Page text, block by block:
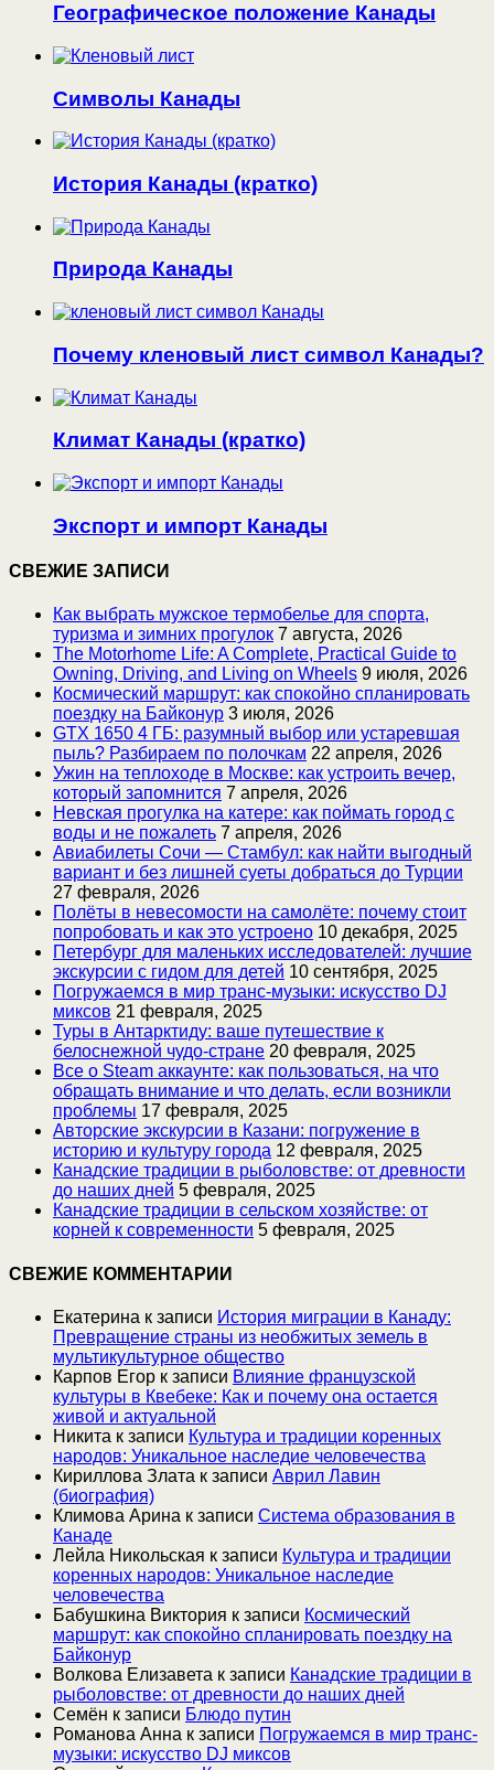
Географическое положение Канады
Символы Канады
История Канады (кратко)
Природа Канады
Почему кленовый лист символ Канады?
Климат Канады (кратко)
Экспорт и импорт Канады
СВЕЖИЕ ЗАПИСИ
Как выбрать мужское термобелье для спорта,
туризма и зимних прогулок 7 августа, 2026
The Motorhome Life: A Complete, Practical Guide to
Owning, Driving, and Living on Wheels 9 июля, 2026
Космический маршрут: как спокойно спланировать
поездку на Байконур 3 июля, 2026
GTX 1650 4 ГБ: разумный выбор или устаревшая
пыль? Разбираем по полочкам 22 апреля, 2026
Ужин на теплоходе в Москве: как устроить вечер,
который запомнится 7 апреля, 2026
Невская прогулка на катере: как поймать город с
воды и не пожалеть 7 апреля, 2026
Авиабилеты Сочи — Стамбул: как найти выгодный
вариант и без лишней суеты добраться до Турции
27 февраля, 2026
Полёты в невесомости на самолёте: почему стоит
попробовать и как это устроено 10 декабря, 2025
Петербург для маленьких исследователей: лучшие
экскурсии с гидом для детей 10 сентября, 2025
Погружаемся в мир транс-музыки: искусство DJ
миксов 21 февраля, 2025
Туры в Антарктиду: ваше путешествие к
белоснежной чудо-стране 20 февраля, 2025
Все о Steam аккаунте: как пользоваться, на что
обращать внимание и что делать, если возникли
проблемы 17 февраля, 2025
Авторские экскурсии в Казани: погружение в
историю и культуру города 12 февраля, 2025
Канадские традиции в рыболовстве: от древности
до наших дней 5 февраля, 2025
Канадские традиции в сельском хозяйстве: от
корней к современности 5 февраля, 2025
СВЕЖИЕ КОММЕНТАРИИ
Екатерина к записи История миграции в Канаду:
Превращение страны из необжитых земель в
мультикультурное общество
Карпов Егор к записи Влияние французской
культуры в Квебеке: Как и почему она остается
живой и актуальной
Никита к записи Культура и традиции коренных
народов: Уникальное наследие человечества
Кириллова Злата к записи Аврил Лавин
(биография)
Климова Арина к записи Система образования в
Канаде
Лейла Никольская к записи Культура и традиции
коренных народов: Уникальное наследие
человечества
Бабушкина Виктория к записи Космический
маршрут: как спокойно спланировать поездку на
Байконур
Волкова Елизавета к записи Канадские традиции в
рыболовстве: от древности до наших дней
Семён к записи Блюдо путин
Романова Анна к записи Погружаемся в мир транс-
музыки: искусство DJ миксов